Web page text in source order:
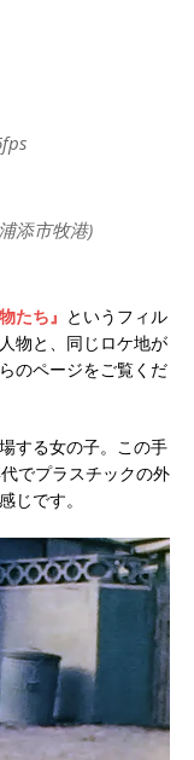
添市牧港)
たち』 というフィル
物と、同じロケ地が
のページをご覧くだ
する女の子。この手
でプラスチックの外
じです。